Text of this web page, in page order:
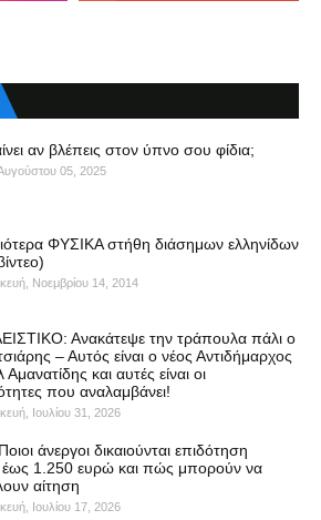
αν βλέπεις στον ύπνο σου φίδια;
05, 2025
ΦΥΣΙΚΑ στήθη διάσημων ελληνίδων
Νοεμβρίου 14, 2014
Ανακάτεψε την τράπουλα πάλι ο
– Αυτός είναι ο νέος Αντιδήμαρχος
Αμανατίδης και αυτές είναι οι
που αναλαμβάνει!
Ιουλίου 31, 2026
άνεργοι δικαιούνται επιδότηση
έως 1.250 ευρώ και πώς μπορούν να
αίτηση
Ιουλίου 17, 2026